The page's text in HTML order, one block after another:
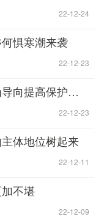
| 22-12-24
惧寒潮来袭
| 22-12-23
以自然目标地带性分布为导向提高保护覆盖面
| 22-12-23
体地位树起来
| 22-12-11
不堪
| 22-12-09